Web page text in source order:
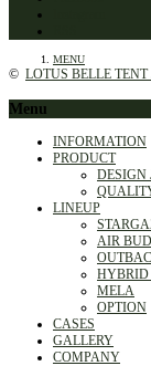
MENU
© LOTUS BELLE
Menu
INFORMATION
PRODUCT
DESIGN
LINEUP
AIR
HYBRID
MELA
OPTION
CASES
GALLERY
COMPANY